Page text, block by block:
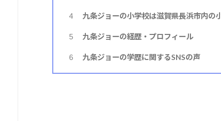
4 九条ジョーの小学校は滋賀県長浜市内の
5 九条ジョーの経歴・プロフィール
6 九条ジョーの学歴に関するSNSの声